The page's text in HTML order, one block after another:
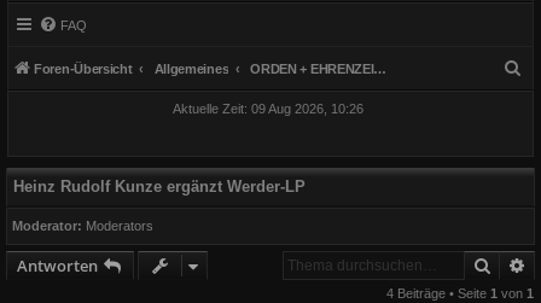
FAQ
Foren-Übersicht Allgemeines ORDEN + EHRENZEICHEN (HEINZ der Gesellschaftliche)
Aktuelle Zeit: 09 Aug 2026, 10:26
Heinz Rudolf Kunze ergänzt Werder-LP
Moderator: Moderators
Antworten Suche
4 Beiträge • Seite 1von 1